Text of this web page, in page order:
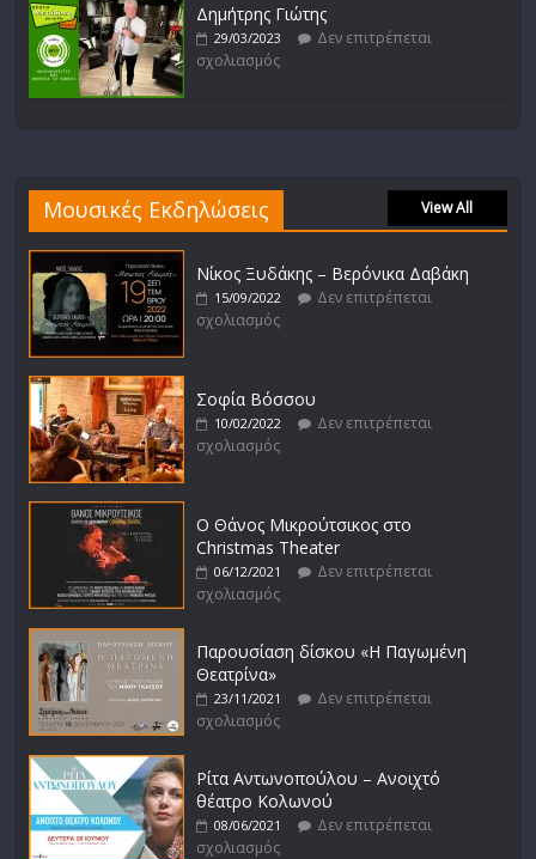
Δημήτρης Γιώτης
29/03/2023
Δεν επιτρέπεται
σχολιασμός
Μουσικές Εκδηλώσεις View All
Νίκος Ξυδάκης – Βερόνικα Δαβάκη
15/09/2022
Δεν επιτρέπεται
σχολιασμός
Σοφία Βόσσου
10/02/2022
Δεν επιτρέπεται
σχολιασμός
Ο Θάνος Μικρούτσικος στο
Christmas Theater
06/12/2021
Δεν επιτρέπεται
σχολιασμός
Παρουσίαση δίσκου «Η Παγωμένη
Θεατρίνα»
23/11/2021
Δεν επιτρέπεται
σχολιασμός
Ρίτα Αντωνοπούλου – Ανοιχτό
θέατρο Κολωνού
08/06/2021
Δεν επιτρέπεται
σχολιασμός